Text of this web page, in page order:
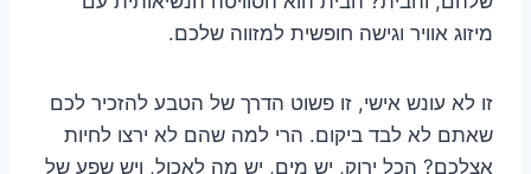
מיזוג אוויר וגישה חופשית למזווה שלכם.
זו לא עונש אישי, זו פשוט הדרך של הטבע להזכיר לכם
שאתם לא לבד ביקום. הרי למה שהם לא ירצו לחיות
אצלכם? הכל ירוק, יש מים, יש מה לאכול, ויש שפע של